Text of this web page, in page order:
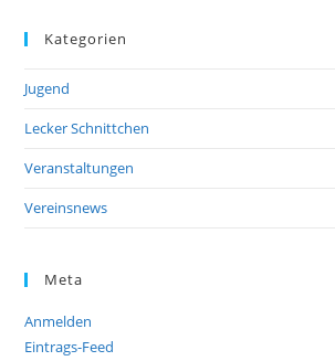
Kategorien
Jugend
Lecker Schnittchen
Veranstaltungen
Vereinsnews
Meta
Anmelden
Eintrags-Feed